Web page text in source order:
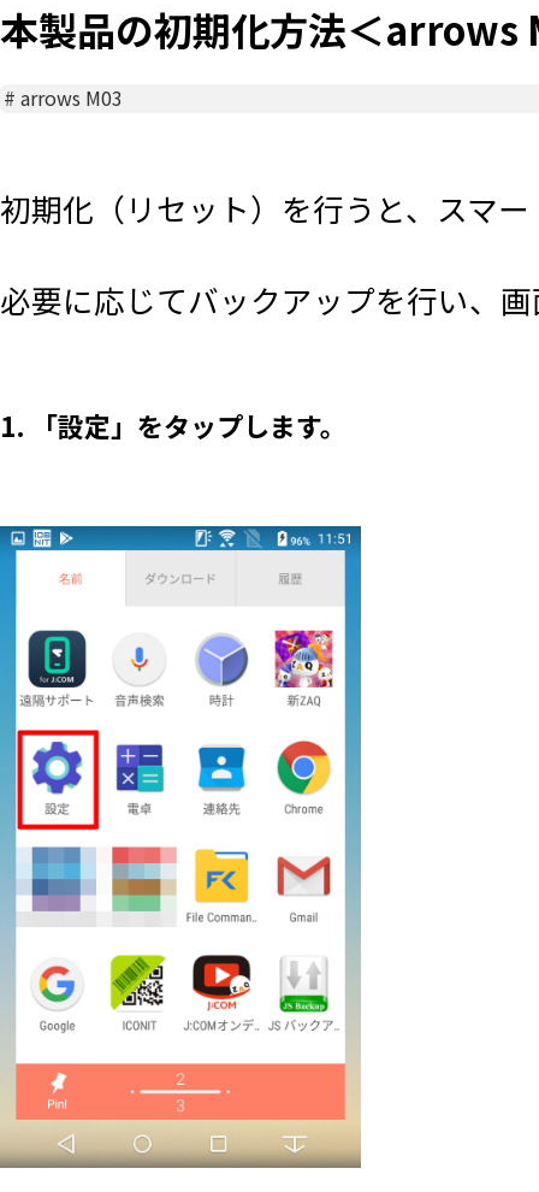
本製品の初期化方法＜arrows
#arrows M03
初期化（リセット）を行うと、スマ
必要に応じてバックアップを行い、
1. 「設定」をタップします。